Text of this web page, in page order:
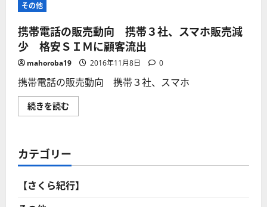
その他
携帯電話の販売動向 携帯３社、スマホ販売減
少 格安ＳＩＭに顧客流出
mahoroba19 2016年11月8日 0
携帯電話の販売動向 携帯３社、スマホ
続きを読む
帯
売
動
携
帯
３
カテゴリー
【さくら紀行】